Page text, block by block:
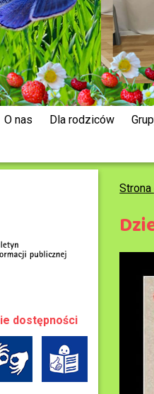
O nas Dla rodziców
Strona
dostępności